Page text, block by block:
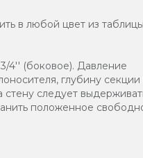
в любой цвет из таблицы
4'' (боковое). Давление
глубину секции
следует
положенное